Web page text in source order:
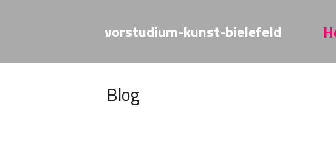
vorstudium-kunst-bielefeld
Blog